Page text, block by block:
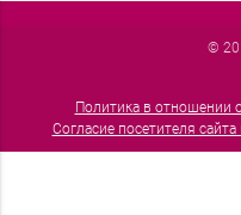
©
Политика в отношении
Согласие посетителя